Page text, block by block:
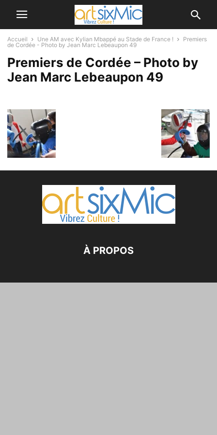
Accueil Une AM avec Kylian Mbappé au Stade de France !
Premiers
de Cordée - Photo by Jean Marc Lebeaupon 49
Premiers de Cordée – Photo by
Jean Marc Lebeaupon 49
À PROPOS